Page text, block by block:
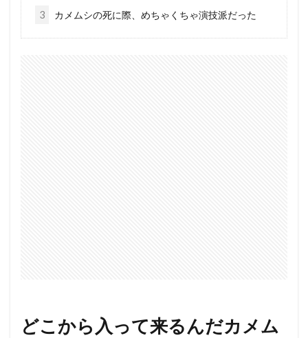
3 カメムシの死に際、めちゃくちゃ演技派だった
どこから入って来るんだカメム